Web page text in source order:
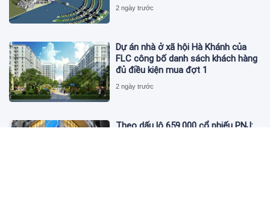
2 ngày trước
Dự án nhà ở xã hội Hà Khánh của
FLC công bố danh sách khách hàng
đủ điều kiện mua đợt 1
2 ngày trước
Theo dấu lô 659.000 cổ phiếu PNJ: